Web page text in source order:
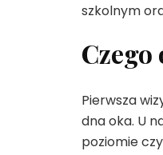
szkolnym
Pierwsza
dna oka. U
poziomie